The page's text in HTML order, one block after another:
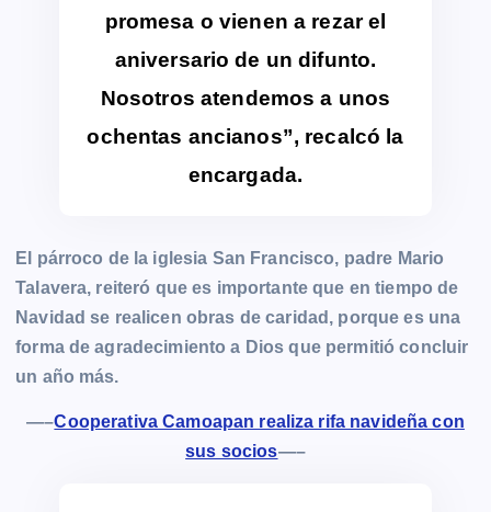
promesa o vienen a rezar el
aniversario de un difunto.
Nosotros atendemos a unos
ochentas ancianos”, recalcó la
encargada.
El párroco de la iglesia San Francisco, padre Mario
Talavera, reiteró que es importante que en tiempo de
Navidad se realicen obras de caridad, porque es una
forma de agradecimiento a Dios que permitió concluir
un año más.
—–Cooperativa Camoapan realiza rifa navideña con
sus socios—–